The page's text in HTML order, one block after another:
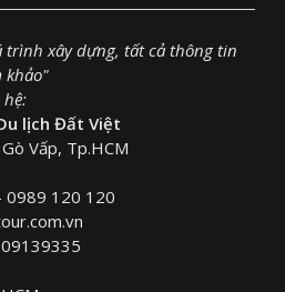
trình xây dựng, tất cả thông tin
khảo"
lịch Đất Việt
Vấp, Tp.HCM
0989 120 120